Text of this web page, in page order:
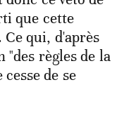
que cette
qui, d'après
règles de la
de se